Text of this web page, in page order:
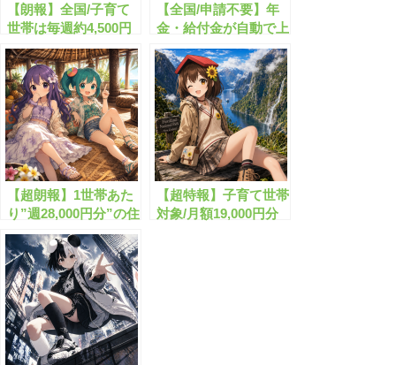
【朗報】全国/子育て
世帯は毎週約4,500円
分がもらえます！
【全国/申請不要】年
金・給付金が自動で上
乗せ支給されます！
【超朗報】1世帯あた
り”週28,000円分”の住
宅支援金がもらえま
す！
【超特報】子育て世帯
対象/月額19,000円分